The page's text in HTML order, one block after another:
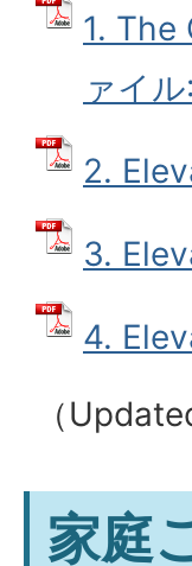
1. The
ァイ
2.
3.
4.
（
家庭